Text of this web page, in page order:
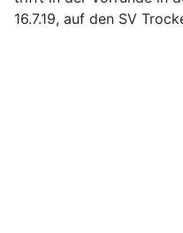
16.7.19, auf den SV